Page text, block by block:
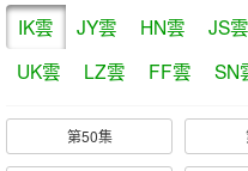
IK雲 JY雲 HN雲 JS雲
UK雲
LZ雲 FF雲 SN
第50集